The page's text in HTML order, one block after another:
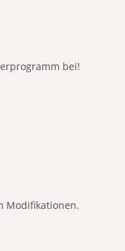
bei!
Modifikationen.